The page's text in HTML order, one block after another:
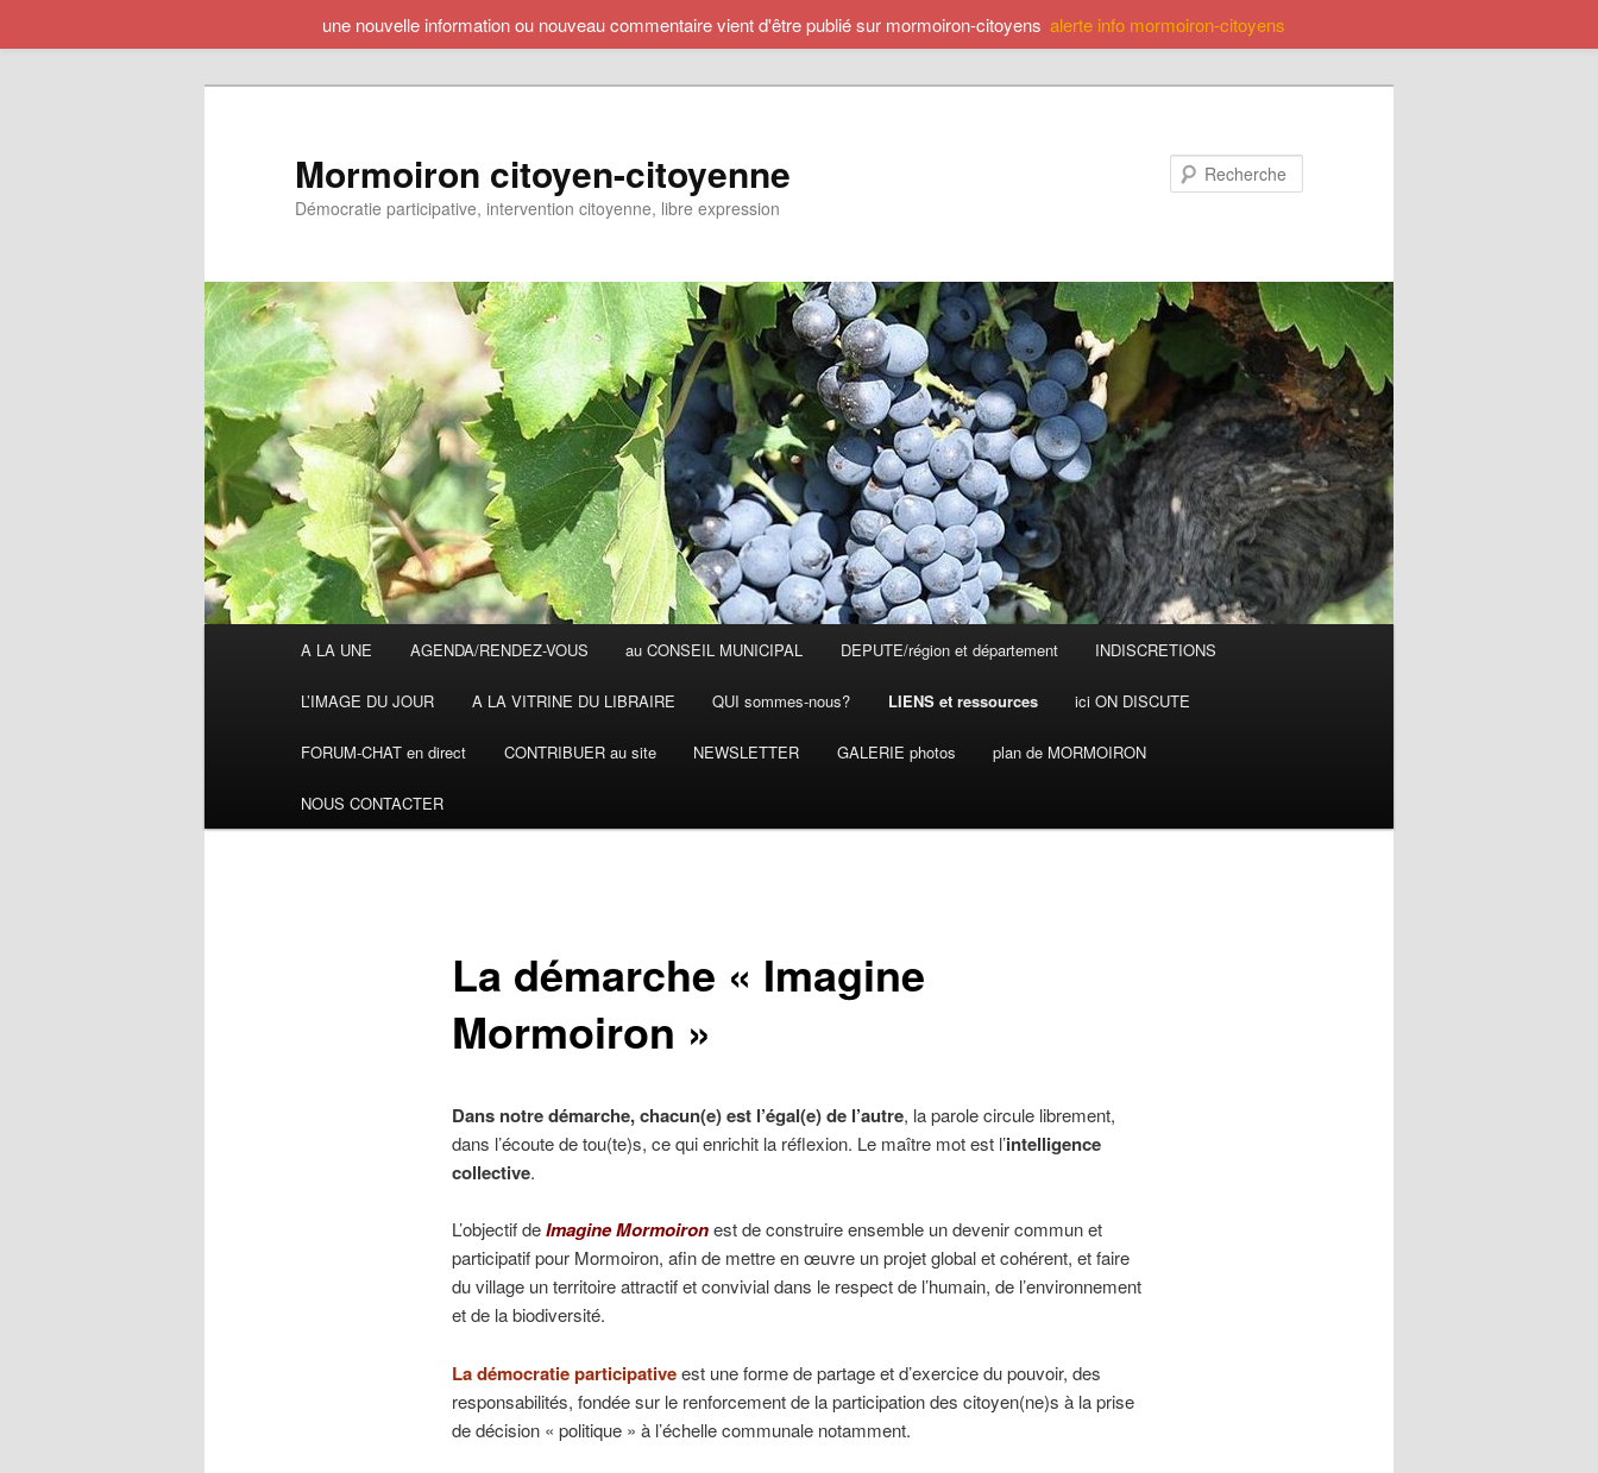
Mormoiron citoyen-citoyenne
Démocratie participative, intervention citoyenne, libre expression
A LA UNE AGENDA/RENDEZ-VOUS au CONSEIL MUNICIPAL DEPUTE/région et département INDISCRETIONS
L’IMAGE DU JOUR A LA VITRINE DU LIBRAIRE QUI sommes-nous? LIENS et ressources ici ON DISCUTE
FORUM-CHAT en direct CONTRIBUER au site NEWSLETTER GALERIE photos plan de MORMOIRON
NOUS CONTACTER
La démarche « Imagine
Mormoiron »
Dans notre démarche, chacun(e) est l’égal(e) de l’autre, la parole circule librement,
dans l’écoute de tou(te)s, ce qui enrichit la réflexion. Le maître mot est l’intelligence
collective.
L’objectif deImagine Mormoironest de construire ensemble un devenir commun et
participatif pour Mormoiron, afin de mettre en œuvre un projet global et cohérent, et faire
du village un territoire attractif et convivial dans le respect de l’humain, de l’environnement
et de la biodiversité.
Ladémocratie participativeest une forme de partage et d’exercice du pouvoir, des
responsabilités, fondée sur le renforcement de la participation des citoyen(ne)s à la prise
de décision « politique » à l’échelle communale notamment.
une nouvelle information ou nouveau commentaire vient d'être publié sur mormoiron-citoyens alerte info mormoiron-citoyens